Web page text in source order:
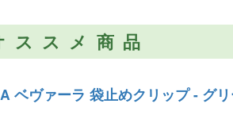
ススメ商品
ベヴァーラ 袋止めクリップ - グ